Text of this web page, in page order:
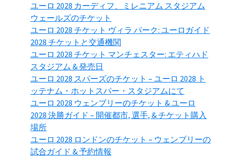
ユーロ 2028 カーディフ、ミレニアム スタジアム
ウェールズのチケット
ユーロ 2028 チケット ヴィラ パーク: ユーロガイド
2028 チケットと交通機関
ユーロ 2028 チケット マンチェスター: エティハド
スタジアム & 発売日
ユーロ 2028 スパーズのチケット – ユーロ 2028 ト
ッテナム・ホットスパー・スタジアムにて
ユーロ 2028 ウェンブリーのチケット & ユーロ
2028 決勝ガイド – 開催都市, 選手, & チケット購入
場所
ユーロ 2028 ロンドンのチケット – ウェンブリーの
試合ガイド & 予約情報